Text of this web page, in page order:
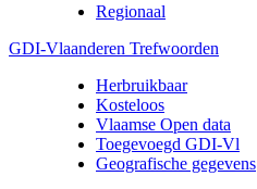
Regionaal
GDI-Vlaanderen Trefwoorden
Herbruikbaar
Kosteloos
Vlaamse Open data
Toegevoegd GDI-Vl
Geografische gegevens